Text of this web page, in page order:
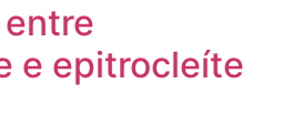
e epitrocleíte